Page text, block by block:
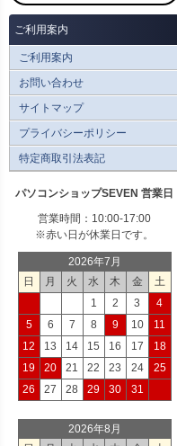
ご利用案内
ご利用案内
お問い合わせ
サイトマップ
プライバシーポリシー
特定商取引法表記
パソコンショップSEVEN 営業日
営業時間：10:00-17:00
※赤い日が休業日です。
2026年7月
日
月 火 水 木 金
土
1
2 3
4
5
6 7 8 9 10
11
12
13 14 15 16 17
18
19
20 21 22 23 24
25
26
27 28 29 30 31
2026年8月